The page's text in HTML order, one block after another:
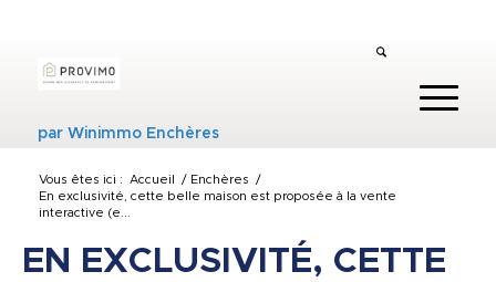
parWinimmo Enchères
Vous êtes ici : Accueil / Enchères
/
En exclusivité, cette belle maison est proposée à la vente
interactive (e...
EN EXCLUSIVITÉ, CETTE